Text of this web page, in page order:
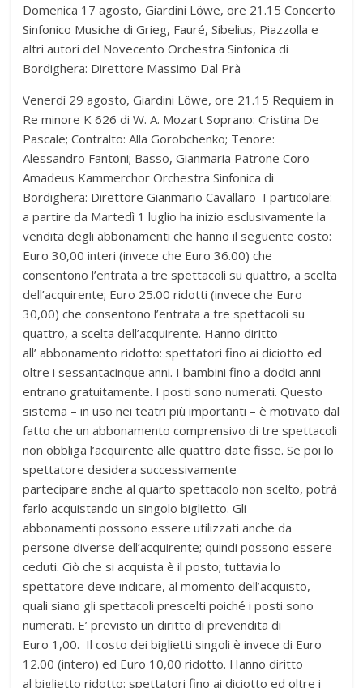
Domenica 17 agosto, Giardini Löwe, ore 21.15 Concerto
Sinfonico Musiche di Grieg, Fauré, Sibelius, Piazzolla e
altri autori del Novecento Orchestra Sinfonica di
Bordighera: Direttore Massimo Dal Prà
Venerdì 29 agosto, Giardini Löwe, ore 21.15 Requiem in
Re minore K 626 di W. A. Mozart Soprano: Cristina De
Pascale; Contralto: Alla Gorobchenko; Tenore:
Alessandro Fantoni; Basso, Gianmaria Patrone Coro
Amadeus Kammerchor Orchestra Sinfonica di
Bordighera: Direttore Gianmario Cavallaro I particolare:
a partire da Martedì 1 luglio ha inizio esclusivamente la
vendita degli abbonamenti che hanno il seguente costo:
Euro 30,00 interi (invece che Euro 36.00) che
consentono l’entrata a tre spettacoli su quattro, a scelta
dell’acquirente; Euro 25.00 ridotti (invece che Euro
30,00) che consentono l’entrata a tre spettacoli su
quattro, a scelta dell’acquirente. Hanno diritto
all’ abbonamento ridotto: spettatori fino ai diciotto ed
oltre i sessantacinque anni. I bambini fino a dodici anni
entrano gratuitamente. I posti sono numerati. Questo
sistema – in uso nei teatri più importanti – è motivato dal
fatto che un abbonamento comprensivo di tre spettacoli
non obbliga l’acquirente alle quattro date fisse. Se poi lo
spettatore desidera successivamente
partecipare anche al quarto spettacolo non scelto, potrà
farlo acquistando un singolo biglietto. Gli
abbonamenti possono essere utilizzati anche da
persone diverse dell’acquirente; quindi possono essere
ceduti. Ciò che si acquista è il posto; tuttavia lo
spettatore deve indicare, al momento dell’acquisto,
quali siano gli spettacoli prescelti poiché i posti sono
numerati. E’ previsto un diritto di prevendita di
Euro 1,00. Il costo dei biglietti singoli è invece di Euro
12.00 (intero) ed Euro 10,00 ridotto. Hanno diritto
al biglietto ridotto: spettatori fino ai diciotto ed oltre i